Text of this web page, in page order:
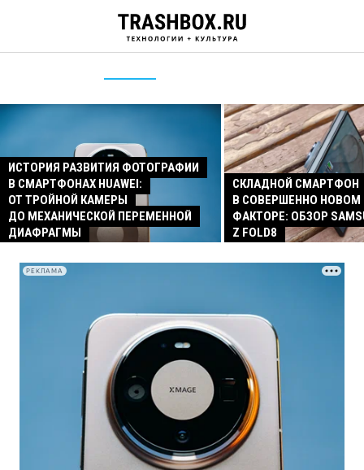
ИСТОРИЯ РАЗВИТИЯ ФОТОГРАФИИ
В СМАРТФОНАХ HUAWEI:
ОТ ТРОЙНОЙ КАМЕРЫ
ДО МЕХАНИЧЕСКОЙ ПЕРЕМЕННОЙ
ДИАФРАГМЫ
СКЛАДНОЙ СМАРТФОН
В СОВЕРШЕННО
ФАКТОРЕ: ОБЗОР
Z FOLD8
РЕКЛАМА